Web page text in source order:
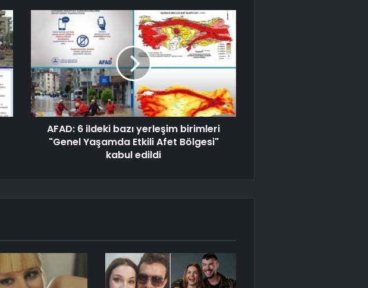
AFAD: 6 ildeki bazı yerleşim birimleri
"Genel Yaşamda Etkili Afet Bölgesi"
kabul edildi